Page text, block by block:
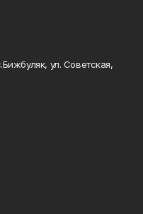
ул. Советская,